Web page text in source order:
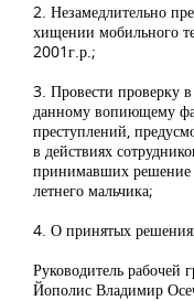
2. Незамедлительно
хищении мобильного
2001г.р.;
3. Провести проверку
данному вопиющему
преступлений,
в действиях
принимавших решение
летнего мальчика;
4. О принятых
Руководитель
Йополис Владимир